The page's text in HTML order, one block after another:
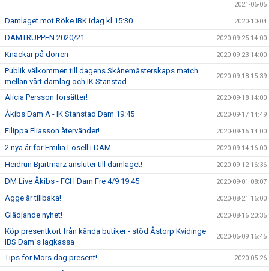
2021-06-05
Damlaget mot Röke IBK idag kl 15:30 2020-10-04
DAMTRUPPEN 2020/21 2020-09-25 14:00
Knackar på dörren 2020-09-23 14:00
Publik välkommen till dagens Skånemästerskaps match
mellan vårt damlag och IK Stanstad
2020-09-18 15:39
Alicia Persson forsätter! 2020-09-18 14:00
Åkibs Dam A - IK Stanstad Dam 19:45 2020-09-17 14:49
Filippa Eliasson återvänder! 2020-09-16 14:00
2 nya år för Emilia Losell i DAM. 2020-09-14 16:00
Heidrun Bjartmarz ansluter till damlaget! 2020-09-12 16:36
DM Live Åkibs - FCH Dam Fre 4/9 19:45 2020-09-01 08:07
Agge är tillbaka! 2020-08-21 16:00
Glädjande nyhet! 2020-08-16 20:35
Köp presentkort från kända butiker - stöd Åstorp Kvidinge
IBS Dam´s lagkassa
2020-06-09 16:45
Tips för Mors dag present! 2020-05-26